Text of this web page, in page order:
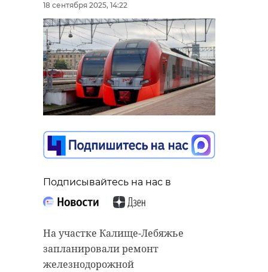
18 сентября 2025, 14:22
Подписывайтесь на нас в
На участке Калище-Лебяжье
запланировали ремонт
железнодорожной
Поделиться статьей:
Фото: 47channel
александр дрозденко
BRIEF’25 пленарная сессия